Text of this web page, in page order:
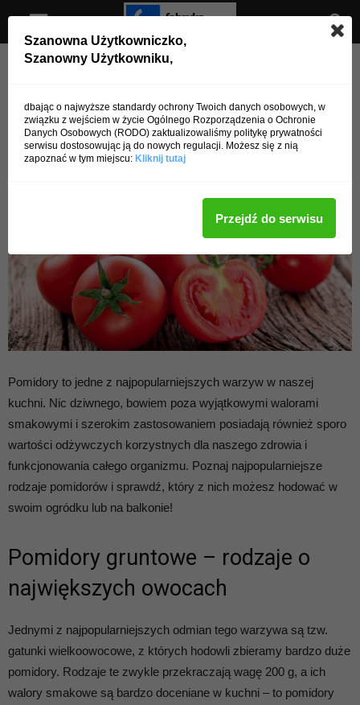
Strona główna Zdrowa dieta
14 niezwykłych rodzajów
pomidorów
Pomidory to jedne z najpopularniejszych warzyw w naszej
kuchni. Nic dziwnego, bowiem poza wyjątkowymi walorami
smakowymi i szerokim zastosowaniem posiadają również sporo
wartości odżywczych korzystnych dla naszego zdrowia i
funkcjonowania całego organizmu. Poznaj najpopularniejsze
rodzaje pomidorów i sprawdź, który z nich możesz hodować w
swoim ogródku lub na balkonie!
Pomidory gruntowe – rodzaje o
największych owocach
Jednymi z najpopularniejszych odmian tego warzywa są tzw.
gatunki wielkoowocowe, z których hodowli zbieramy bardzo duże
pomidory. Rodzaje te zwykle przekraczają wagę 200 g, a ich
walory smakowe są bardzo doceniane w kuchni – to pomidory
Szanowna Użytkowniczko,
Szanowny Użytkowniku,
dbając o najwyższe standardy ochrony Twoich danych osobowych, w
związku z wejściem w życie Ogólnego Rozporządzenia o Ochronie
Danych Osobowych (RODO) zaktualizowaliśmy politykę prywatności
serwisu dostosowując ją do nowych regulacji. Możesz się z nią
zapoznać w tym miejscu: Kliknij tutaj
Przejdź do serwisu